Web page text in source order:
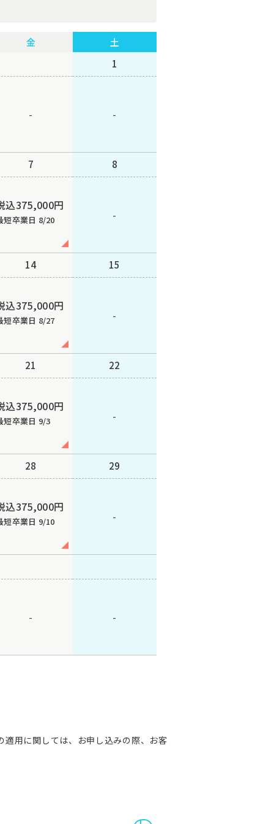
金 土
-
1
-
7
込375,000円
短卒業日 8/20
8
-
14
込375,000円
短卒業日 8/27
15
-
21
込375,000円
短卒業日 9/3
22
-
28
込375,000円
短卒業日 9/10
29
-
- -
用に関しては、お申し込みの際、お客